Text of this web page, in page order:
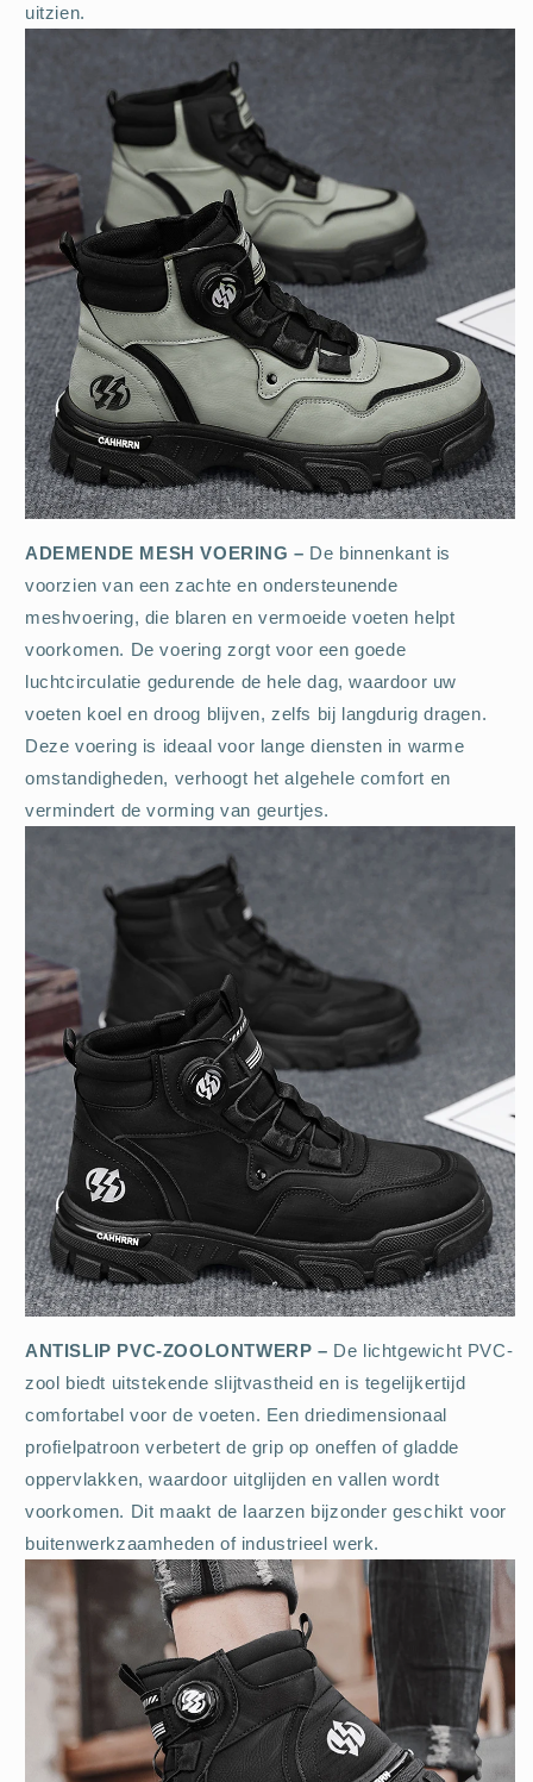
uitzien.
ADEMENDE MESH VOERING – De binnenkant is
voorzien van een zachte en ondersteunende
meshvoering, die blaren en vermoeide voeten helpt
voorkomen. De voering zorgt voor een goede
luchtcirculatie gedurende de hele dag, waardoor uw
voeten koel en droog blijven, zelfs bij langdurig dragen.
Deze voering is ideaal voor lange diensten in warme
omstandigheden, verhoogt het algehele comfort en
vermindert de vorming van geurtjes.
ANTISLIP PVC-ZOOLONTWERP – De lichtgewicht PVC-
zool biedt uitstekende slijtvastheid en is tegelijkertijd
comfortabel voor de voeten. Een driedimensionaal
profielpatroon verbetert de grip op oneffen of gladde
oppervlakken, waardoor uitglijden en vallen wordt
voorkomen. Dit maakt de laarzen bijzonder geschikt voor
buitenwerkzaamheden of industrieel werk.